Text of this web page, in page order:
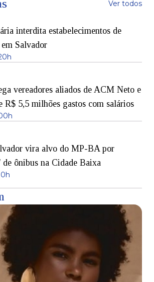
Ver todos
interdita estabelecimentos de
Salvador
vereadores aliados de ACM Neto e
R$ 5,5 milhões gastos com salários
vira alvo do MP-BA por
de ônibus na Cidade Baixa